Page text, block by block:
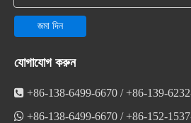
জমা দিন
যোগাযোগ করুন
 +86-138-6499-6670 / +86-139-
 +86-138-6499-6670 / +86-152-